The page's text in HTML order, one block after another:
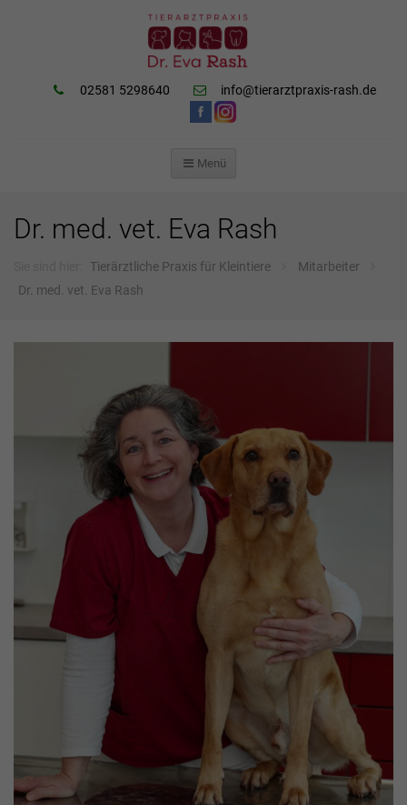
02581 5298640 info@tierarztpraxis-rash.de
Menü
SPRINGEN
Dr. med. vet. Eva Rash
Tierärztliche Praxis für Kleintiere
Mitarbeiter
Dr. med. vet. Eva Rash